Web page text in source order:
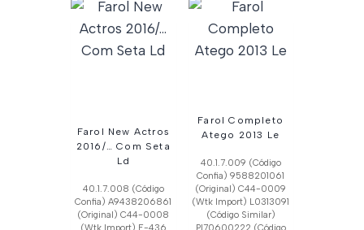
Farol New Actros
2016/… Com Seta
Ld
40.1.7.008 (Código
Confia) A9438206861
(Original) C44-0008
(Wtk Import) F-436
Farol Completo
Atego 2013 Le
40.1.7.009 (Código
Confia) 9588201061
(Original) C44-0009
(Wtk Import) L0313091
(Código Similar)
Pl70600222 (Código